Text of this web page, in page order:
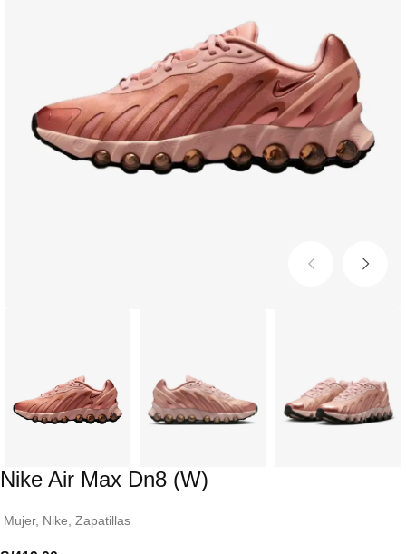
Nike Air Max Dn8 (W)
Mujer, Nike Zapatillas